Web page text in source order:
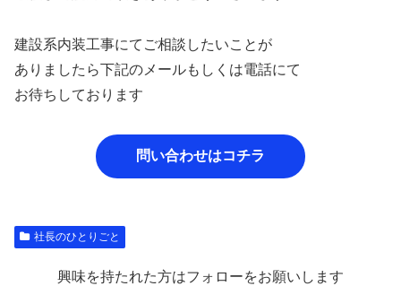
建設系内装工事にてご相談したいことが
ありましたら下記のメールもしくは電話にて
お待ちしております
問い合わせはコチラ
社長のひとりごと
興味を持たれた方はフォローをお願いします